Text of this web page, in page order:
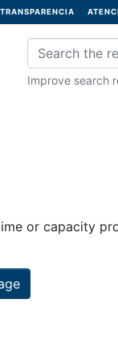
TRANSPARENCIA
Improve search
or capacity